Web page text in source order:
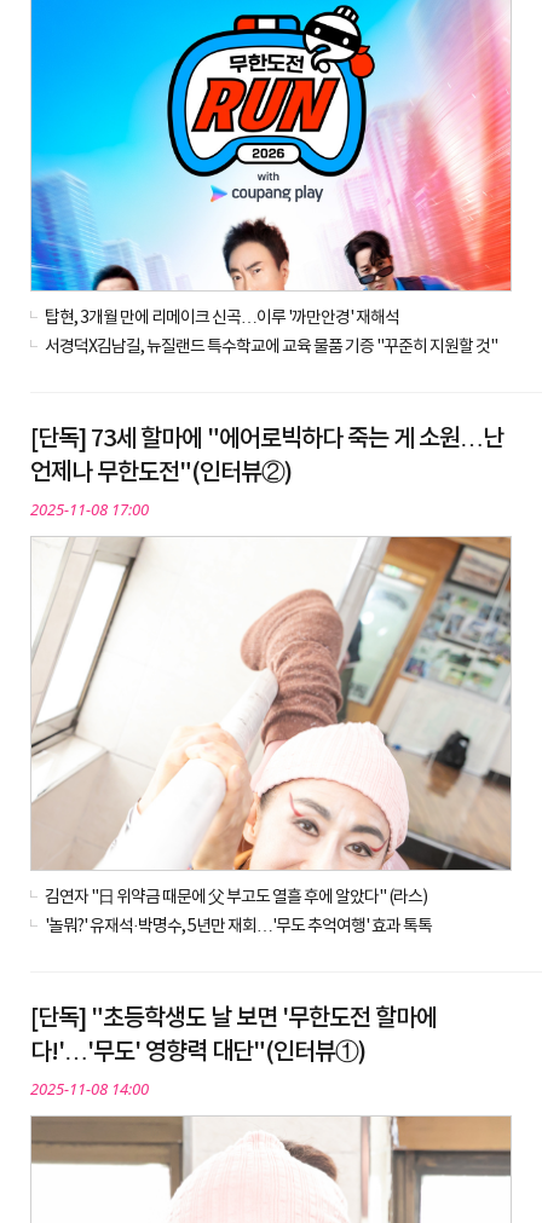
탑현, 3개월 만에 리메이크 신곡…이루 '까만안경' 재해석
서경덕X김남길, 뉴질랜드 특수학교에 교육 물품 기증 "꾸준히 지원할 것"
[단독] 73세 할마에 "에어로빅하다 죽는 게 소원…난
언제나 무한도전"(인터뷰②)
2025-11-08 17:00
김연자 "日 위약금 때문에 父 부고도 열흘 후에 알았다" (라스)
'놀뭐?' 유재석·박명수, 5년만 재회…'무도 추억여행' 효과 톡톡
[단독] "초등학생도 날 보면 '무한도전 할마에
다!'…'무도' 영향력 대단"(인터뷰①)
2025-11-08 14:00